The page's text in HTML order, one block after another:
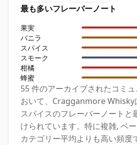
最も多いフレーバーノート
果実
バニラ
スパイス
スモーク
柑橘
蜂蜜
55 件のアーカイブされたコミ
おいて、Cragganmore Whisky
スパイスのフレーバーノートと
けられています。特に複雑, ベ
カテゴリー平均よりも高い頻度